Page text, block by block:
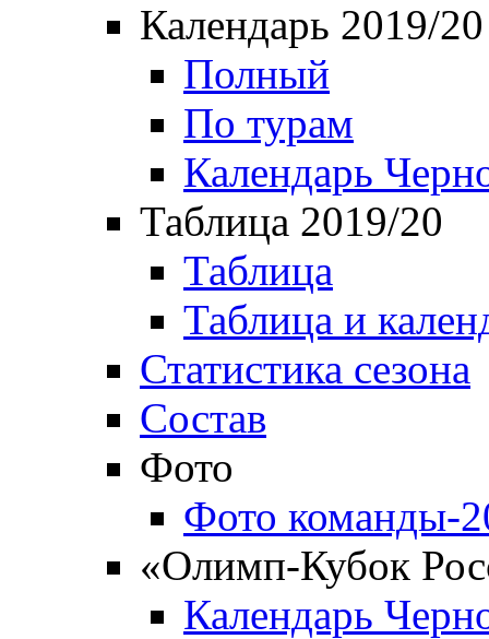
Календарь 2019/20
Полный
По турам
Календарь
Таблица 2019/20
Таблица
Таблица и
Статистика сезона
Состав
Фото
Фото команды-
«Олимп-Кубок
Календарь